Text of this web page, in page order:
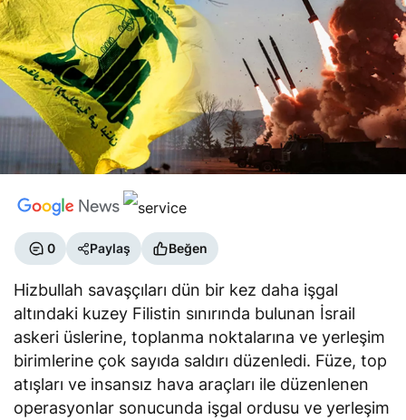
0 Paylaş Beğen
Hizbullah savaşçıları dün bir kez daha işgal
altındaki kuzey Filistin sınırında bulunan İsrail
askeri üslerine, toplanma noktalarına ve yerleşim
birimlerine çok sayıda saldırı düzenledi. Füze, top
atışları ve insansız hava araçları ile düzenlenen
operasyonlar sonucunda işgal ordusu ve yerleşim